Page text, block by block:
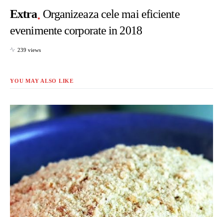
Extra Organizeaza cele mai eficiente
evenimente corporate in 2018
239 views
YOU MAY ALSO LIKE